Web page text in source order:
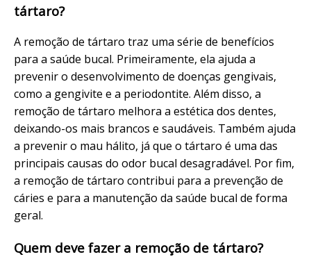
tártaro?
A remoção de tártaro traz uma série de benefícios
para a saúde bucal. Primeiramente, ela ajuda a
prevenir o desenvolvimento de doenças gengivais,
como a gengivite e a periodontite. Além disso, a
remoção de tártaro melhora a estética dos dentes,
deixando-os mais brancos e saudáveis. Também ajuda
a prevenir o mau hálito, já que o tártaro é uma das
principais causas do odor bucal desagradável. Por fim,
a remoção de tártaro contribui para a prevenção de
cáries e para a manutenção da saúde bucal de forma
geral.
Quem deve fazer a remoção de tártaro?